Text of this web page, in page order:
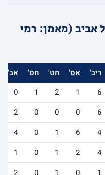
אביב (מאמן: רמי
ריב' אס' חט' חס'
אב'
6
1
2
1
0
6
0
0
0
2
4
6
1
0
4
4
2
1
0
1
1
0
1
0
2